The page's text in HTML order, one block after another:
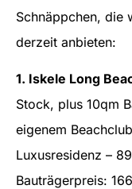
Schnäppchen, die
derzeit anbieten:
1. Iskele Long
Stock, plus 10qm
eigenem
Luxusresidenz –
Bauträgerpreis: